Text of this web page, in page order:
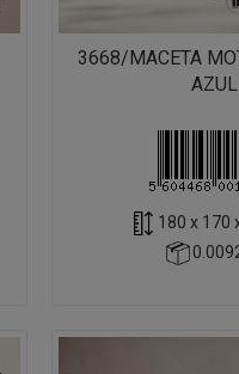
3668/MACETA
AZUL
180 x 170